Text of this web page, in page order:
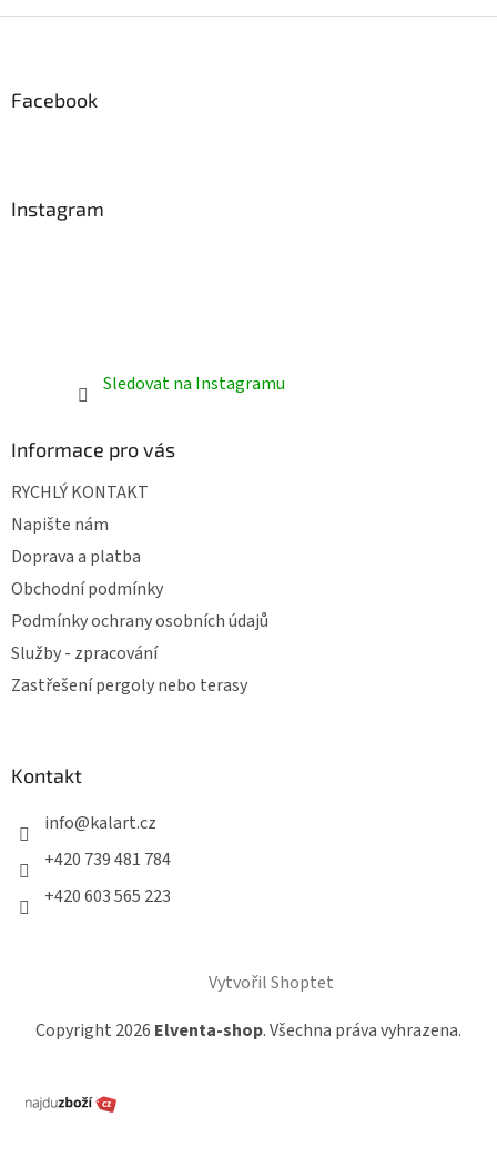
Facebook
Instagram
Sledovat na Instagramu
Informace pro vás
RYCHLÝ KONTAKT
Napište nám
Doprava a platba
Obchodní podmínky
Podmínky ochrany osobních údajů
Služby - zpracování
Zastřešení pergoly nebo terasy
Kontakt
info@kalart.cz
+420 739 481 784
+420 603 565 223
Vytvořil Shoptet
Copyright 2026 Elventa-shop. Všechna práva vyhrazena.